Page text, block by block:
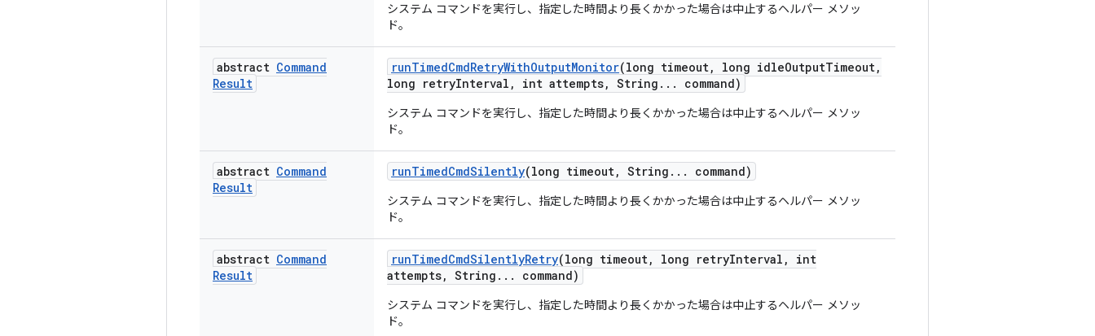
システム コマンドを実行し、指定した時間より長くかかった場合は中止するヘルパー メソッ
ド。
abstract Command
Result
runTimedCmdRetryWithOutputMonitor(long timeout, long idleOutputTimeout,
long retryInterval , int attempts, String . . . command)
システム コマンドを実行し、指定した時間より長くかかった場合は中止するヘルパー メソッ
ド。
abstract Command
Result
runTimedCmdSilently(long timeout, String . . . command)
システム コマンドを実行し、指定した時間より長くかかった場合は中止するヘルパー メソッ
ド。
abstract Command
Result
runTimedCmdSilentlyRetry(long timeout, long retryInterval ,
int
attempts, String . . . command)
システム コマンドを実行し、指定した時間より長くかかった場合は中止するヘルパー メソッ
ド。